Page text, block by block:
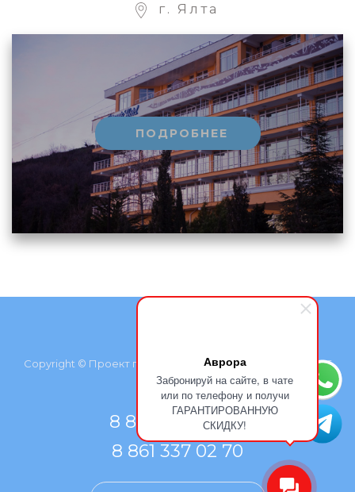
Аврора
Забронируй на сайте, в чате
или по телефону и получи
ГАРАНТИРОВАННУЮ
СКИДКУ!
г. Ялта
ПОДРОБНЕЕ
Copyright © Проект группы компаний «Курортмакс», 2026
8 800 500 77 66
8 861 337 02 70